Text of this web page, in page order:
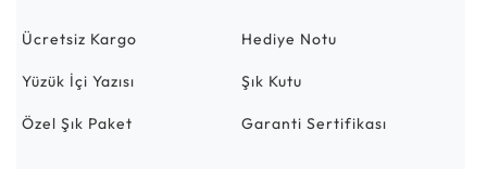
Ücretsiz Kargo Hediye Notu
Yüzük İçi Yazısı Şık Kutu
Özel Şık Paket Garanti Sertifikası